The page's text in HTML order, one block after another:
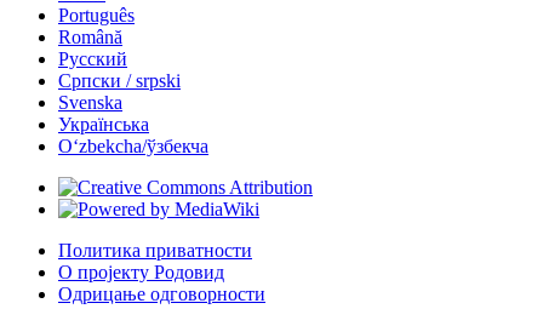
Português
Română
Русский
Српски / srpski
Svenska
Українська
Oʻzbekcha/ўзбекча
Политика приватности
О пројекту Родовид
Одрицање одговорности